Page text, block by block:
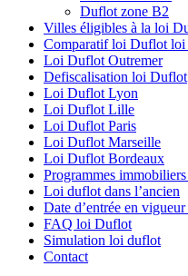
Duflot zone B2
Villes éligibles à la loi
Comparatif loi Duflot loi
Loi Duflot Outremer
Defiscalisation loi Duflot
Loi Duflot Lyon
Loi Duflot Lille
Loi Duflot Paris
Loi Duflot Marseille
Loi Duflot Bordeaux
Programmes
Loi duflot dans l’ancien
Date d’entrée en
FAQ loi Duflot
Simulation loi duflot
Contact